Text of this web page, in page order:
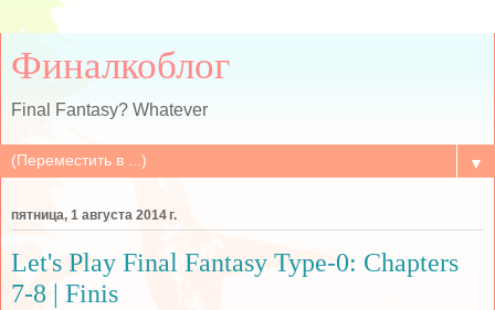
Финалкоблог
Final Fantasy? Whatever
▼
пятница, 1 августа 2014 г.
Let's Play Final Fantasy Type-0: Chapters
7-8 | Finis